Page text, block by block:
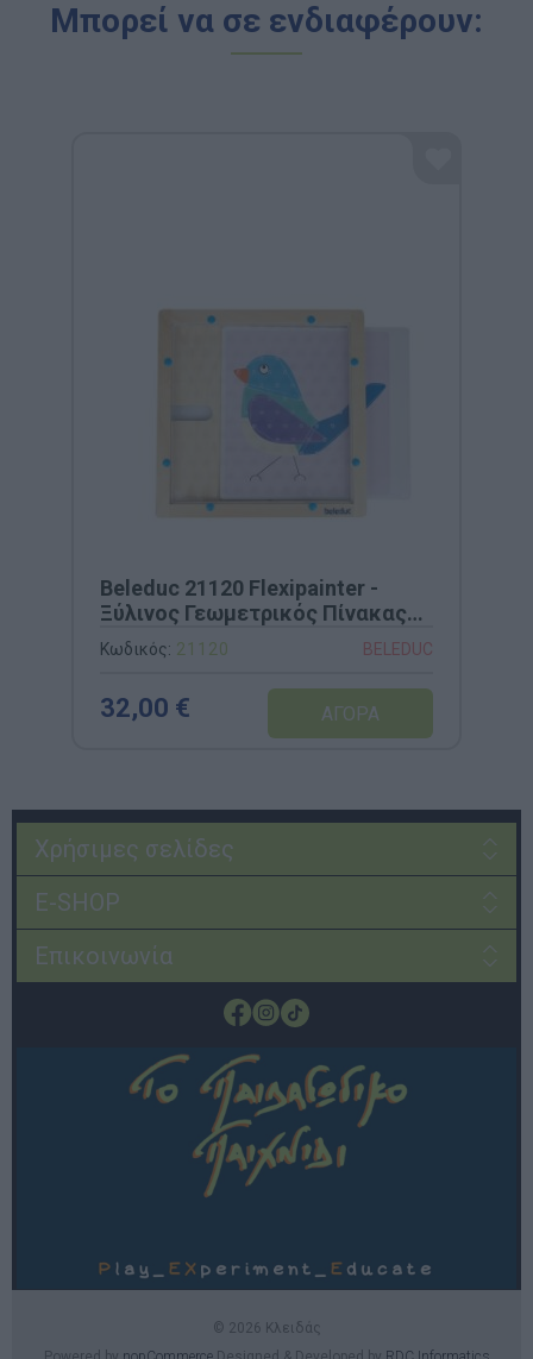
Μπορεί να σε ενδιαφέρουν:
Beleduc 21120 Flexipainter -
Ξύλινος Γεωμετρικός Πίνακας
με Λάστιχα
Κωδικός: 21120 BELEDUC
32,00 €
Χρήσιμες σελίδες
E-SHOP
Επικοινωνία
© 2026 Κλειδάς